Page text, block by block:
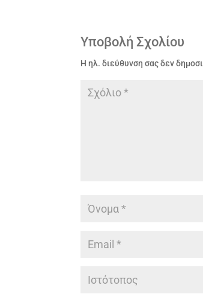
Υποβολή Σχολίου
Η ηλ. διεύθυνση σας δεν